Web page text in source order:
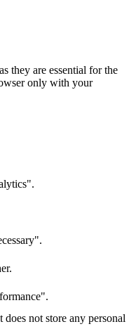
they are essential for the
only with your
not store any personal